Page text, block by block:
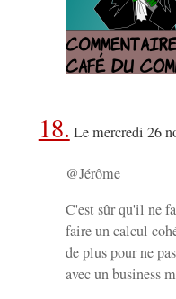
18. Le mercredi 26
@Jérôme
C'est sûr qu'il ne
faire un calcul
de plus pour ne
avec un business